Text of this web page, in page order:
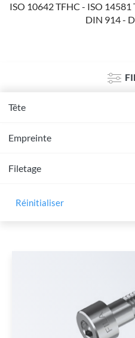
ISO 10642 TFHC - ISO 14581
DIN 914 -
Tête
Empreinte
Filetage
Réinitialiser